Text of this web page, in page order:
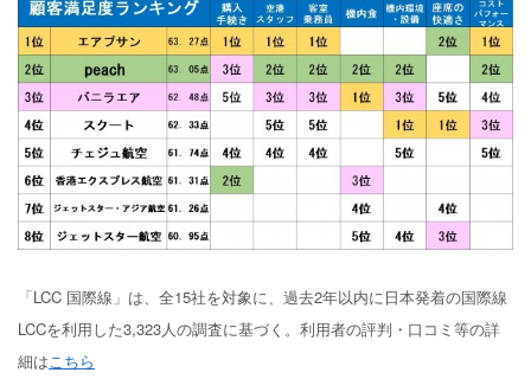
「LCC 国際線」は、全15社を対象に、過去2年以内に日本発着の国際線
LCCを利用した3,323人の調査に基づく。利用者の評判・口コミ等の詳
細は こちら